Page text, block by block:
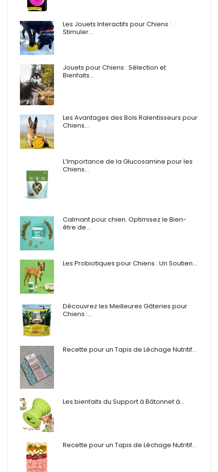
Les Jouets Interactifs pour Chiens :
Stimuler…
Jouets pour Chiens : Sélection et
Bienfaits…
Les Avantages des Bols Ralentisseurs pour
Chiens…
L’Importance de la Glucosamine pour les
Chiens…
Calmant pour chien. Optimisez le Bien-
être de…
Les Probiotiques pour Chiens : Un Soutien…
Découvrez les Meilleures Gâteries pour
Chiens :…
Recette pour un Tapis de Léchage Nutritif…
Les bienfaits du Support à Bâtonnet à…
Recette pour un Tapis de Léchage Nutritif…